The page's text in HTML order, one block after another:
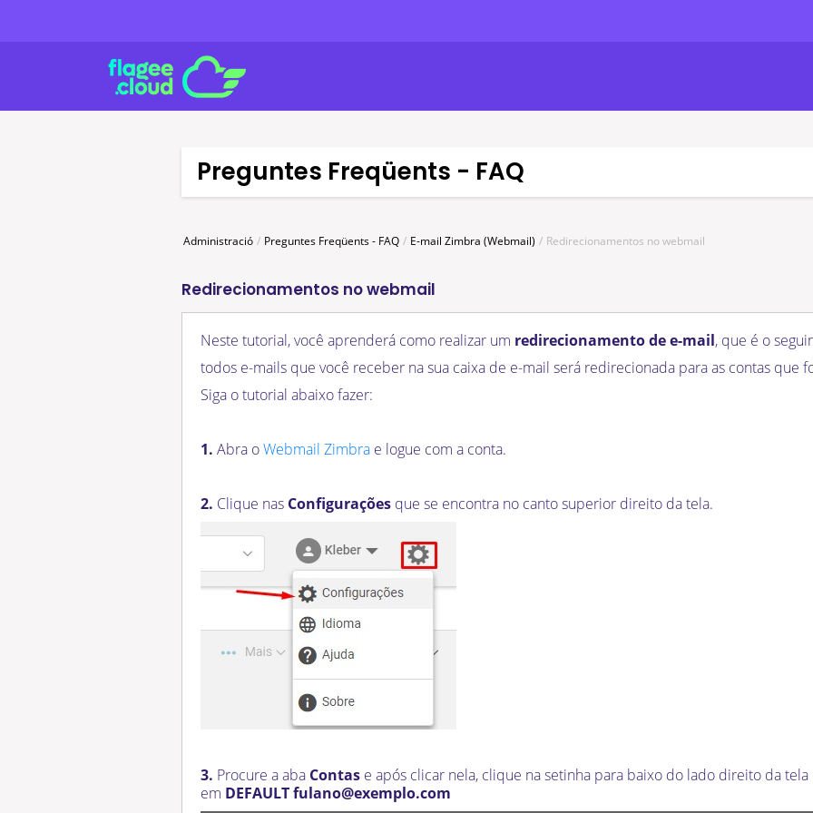
Preguntes Freqüents - FAQ
Administració Preguntes Freqüents - FAQ E-mail Zimbra (Webmail) Redirecionamentos no webmail
Redirecionamentos no webmail
Neste tutorial, você aprenderá como realizar um redirecionamento de e-mail, que é o
todos e-mails que você receber na sua caixa de e-mail será redirecionada para as contas que
Siga o tutorial abaixo fazer:
1. Abra oWebmail Zimbra e logue com a conta.
2. Clique nas Configurações que se encontra no canto superior direito da tela.
3. Procure a aba Contas e após clicar nela, clique na setinha para baixo do lado direito da tela
em DEFAULTfulano@exemplo.com